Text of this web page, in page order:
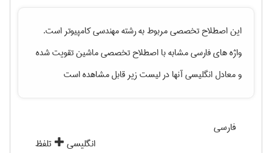
این اصطلاح تخصصی مربوط به رشتهمهندسی كامپيوتراست.
واژه های فارسی مشابه با اصطلاح تخصصیماشین تقویت شده
و معادل انگلیسی آنها در لیست زیر قابل مشاهده است
فارسی
انگلیسی
تلفظ